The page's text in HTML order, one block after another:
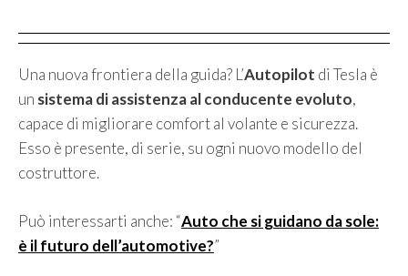
Una nuova frontiera della guida? L’Autopilot di Tesla è
un sistema di assistenza al conducente evoluto,
capace di migliorare comfort al volante e sicurezza.
Esso è presente, di serie, su ogni nuovo modello del
costruttore.
Può interessarti anche: “Auto che si guidano da sole:
è il futuro dell’automotive?”